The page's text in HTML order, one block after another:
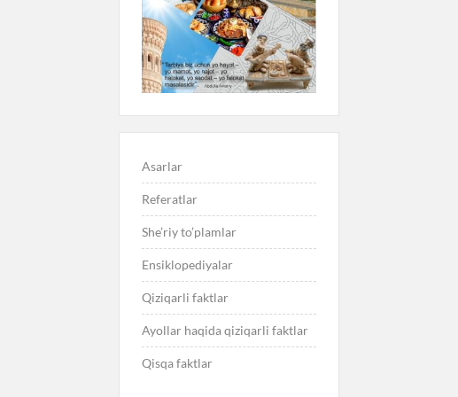
Asarlar
Referatlar
She’riy to’plamlar
Ensiklopediyalar
Qiziqarli faktlar
Ayollar haqida qiziqarli faktlar
Qisqa faktlar